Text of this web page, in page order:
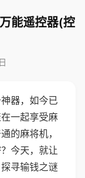
能遥控器(控
器，如今已
一起享受麻
的麻将机，
今天，就让
寻输钱之谜